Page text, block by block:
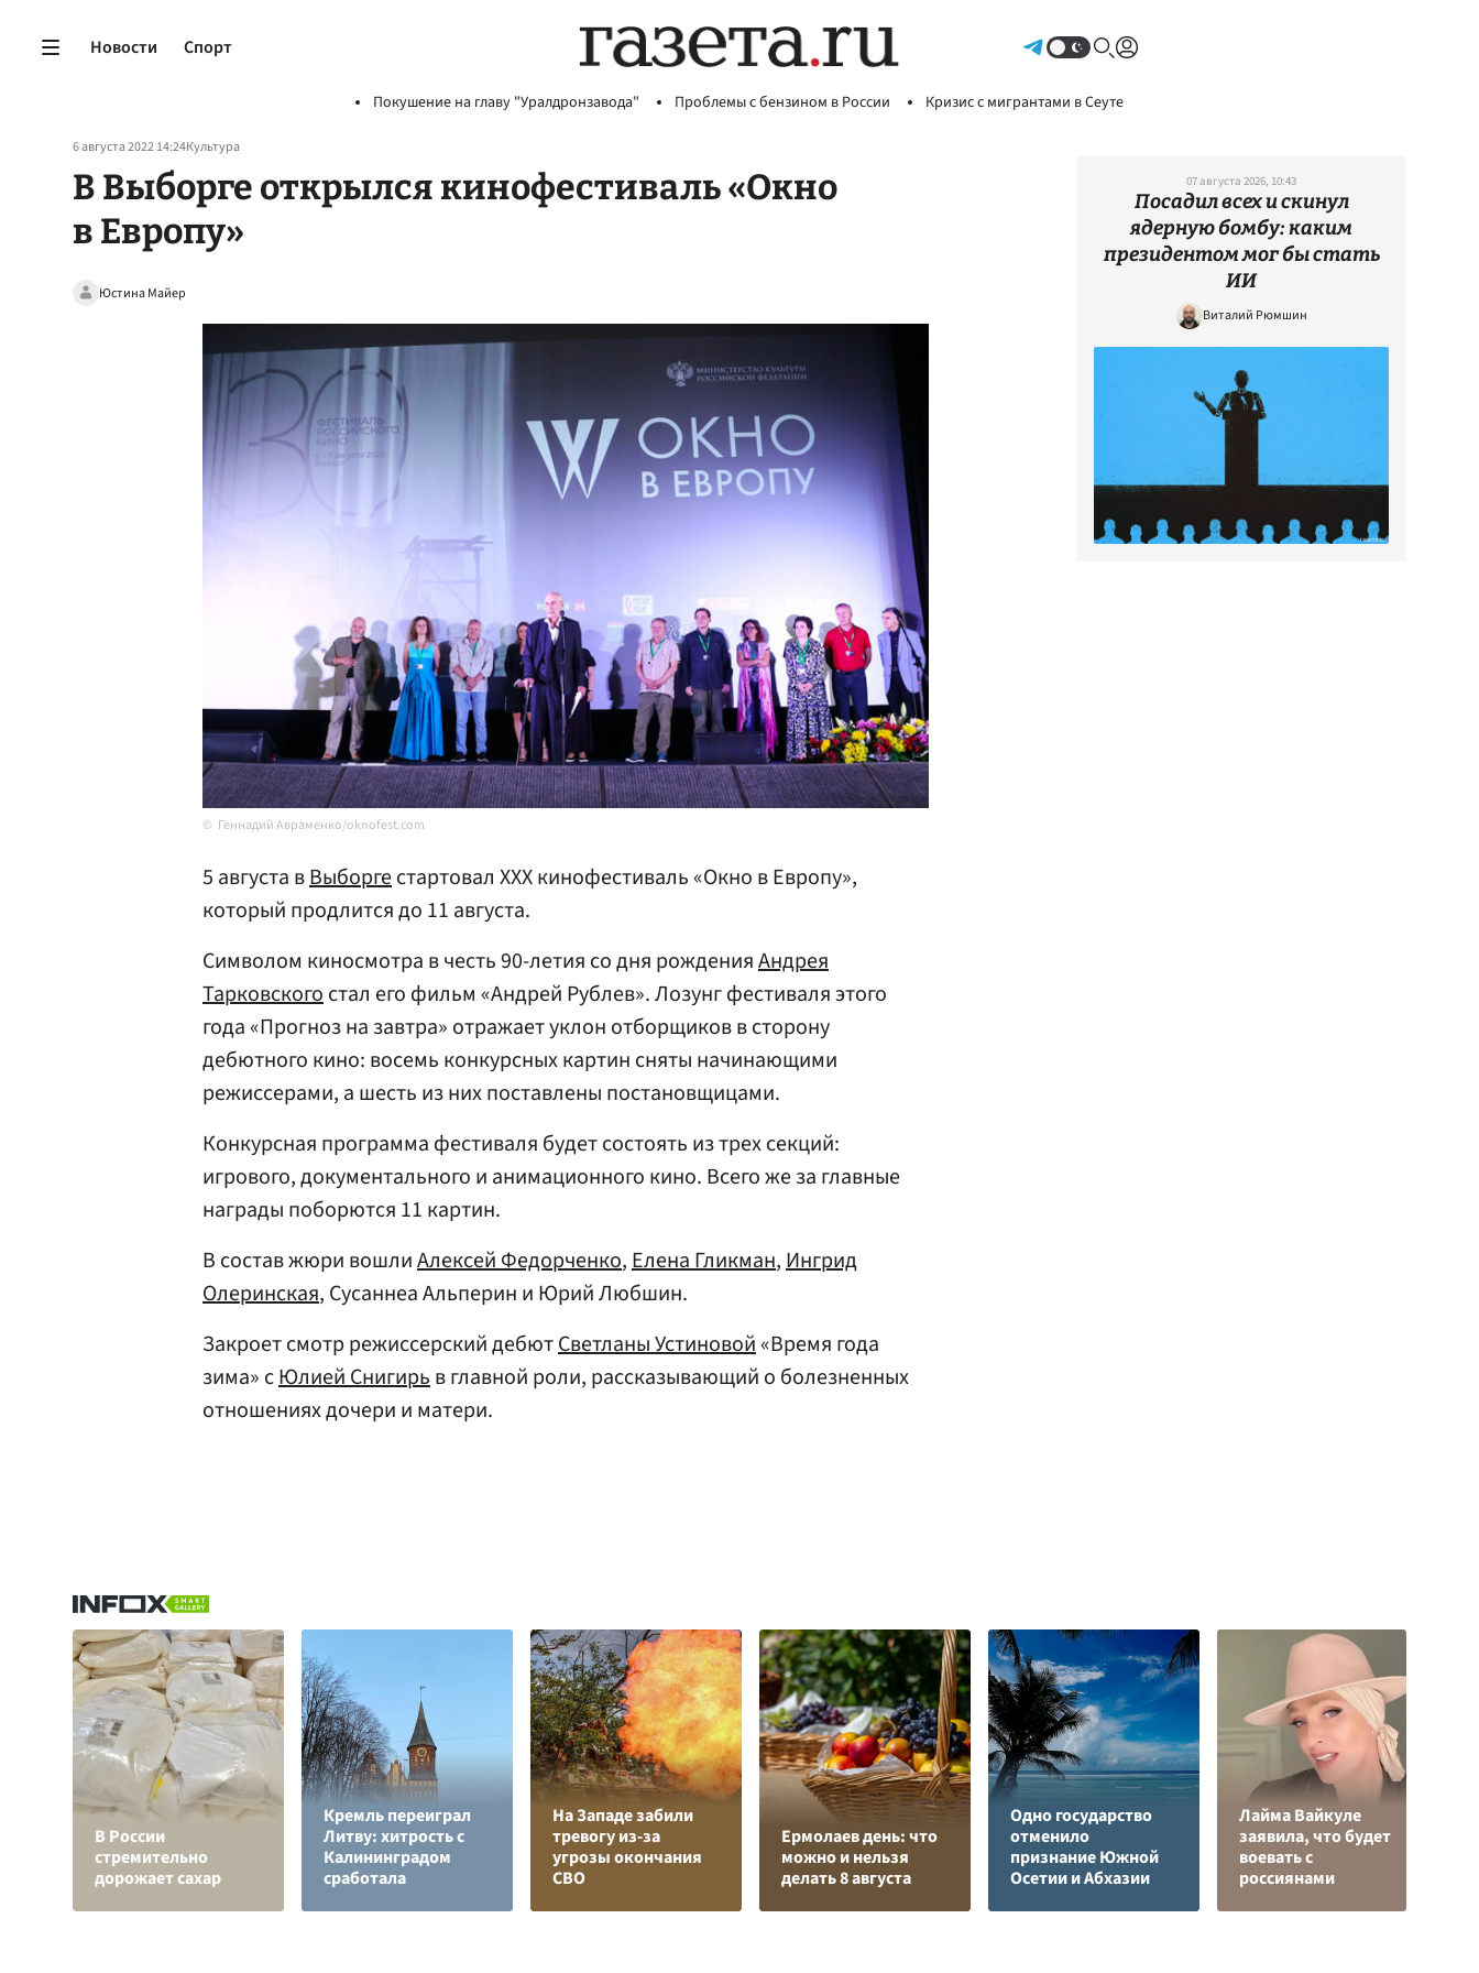
Новости Спорт
Покушение на главу "Уралдронзавода" Проблемы с бензином в России Кризис с мигрантами в Сеуте
6 августа 2022 14:24Культура
В Выборге открылся кинофестиваль «Окно
в Европу»
Юстина Майер
Геннадий Авраменко/oknofest.com
5 августа вВыборгестартовал XXX кинофестиваль «Окно в Европу»,
который продлится до 11 августа.
Символом киносмотра в честь 90-летия со дня рожденияАндрея
Тарковскогостал его фильм «Андрей Рублев». Лозунг фестиваля этого
года «Прогноз на завтра» отражает уклон отборщиков в сторону
дебютного кино: восемь конкурсных картин сняты начинающими
режиссерами, а шесть из них поставлены постановщицами.
Конкурсная программа фестиваля будет состоять из трех секций:
игрового, документального и анимационного кино. Всего же за главные
награды поборются 11 картин.
В состав жюри вошлиАлексей Федорченко,Елена Гликман,Ингрид
Олеринская, Сусаннеа Альперин и Юрий Любшин.
Закроет смотр режиссерский дебютСветланы Устиновой«Время года
зима» сЮлией Снигирьв главной роли, рассказывающий о болезненных
отношениях дочери и матери.
07 августа 2026, 10:43
Посадил всех и скинул
ядерную бомбу: каким
президентом мог бы стать
ИИ
Виталий Рюмшин
В России
стремительно
дорожает сахар
Кремль переиграл
Литву: хитрость с
Калининградом
сработала
На Западе забили
тревогу из-за
угрозы окончания
СВО
Ермолаев день: что
можно и нельзя
делать 8 августа
Одно государство
отменило
признание Южной
Осетии и Абхазии
Лайма Вайкуле
заявила, что будет
воевать с
россиянами